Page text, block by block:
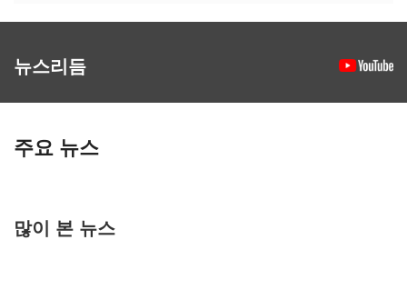
뉴스리듬
주요 뉴스
많이 본 뉴스